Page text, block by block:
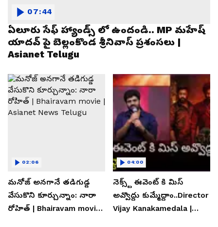
ఏలూరు సేఫ్ హ్యాండ్స్ లో ఉందండి.. MP మహేష్
యాదవ్ పై బెల్లంకొండ శ్రీనివాస్ ప్రశంసలు |
Asianet Telugu
07:44
మనోజ్ అనగానే తడిగుడ్డ
వేసుకొని కూర్చున్నాం: నారా
రోహిత్ | Bhairavam movie |
02:06
నెక్స్ట్ ఈవెంట్ కి మిస్
అవ్వొద్దు కుమ్మేద్దాం..Director
Vijay Kanakamedala |
04:00